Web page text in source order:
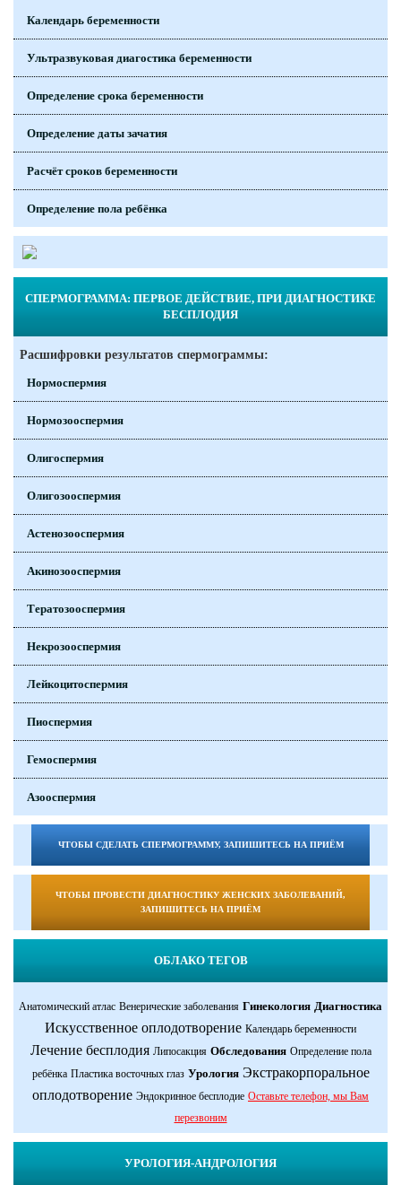
Календарь беременности
Ультразвуковая диагостика беременности
Определение срока беременности
Определение даты зачатия
Расчёт сроков беременности
Определение пола ребёнка
СПЕРМОГРАММА: ПЕРВОЕ ДЕЙСТВИЕ, ПРИ ДИАГНОСТИКЕ
БЕСПЛОДИЯ
Расшифровки результатов спермограммы:
Нормоспермия
Нормозооспермия
Олигоспермия
Олигозооспермия
Астенозооспермия
Акинозооспермия
Тератозооспермия
Некрозооспермия
Лейкоцитоспермия
Пиоспермия
Гемоспермия
Азооспермия
ЧТОБЫ СДЕЛАТЬ СПЕРМОГРАММУ, ЗАПИШИТЕСЬ НА ПРИЁМ
ЧТОБЫ ПРОВЕСТИ ДИАГНОСТИКУ ЖЕНСКИХ ЗАБОЛЕВАНИЙ,
ЗАПИШИТЕСЬ НА ПРИЁМ
ОБЛАКО ТЕГОВ
Анатомический атлас Венерические заболевания Гинекология Диагностика
Искусственное оплодотворение Календарь беременности
Лечение бесплодия Липосакция Обследования Определение пола
ребёнка Пластика восточных глаз Урология Экстракорпоральное
оплодотворение Эндокринное бесплодие Оставьте телефон, мы Вам
перезвоним
УРОЛОГИЯ-АНДРОЛОГИЯ